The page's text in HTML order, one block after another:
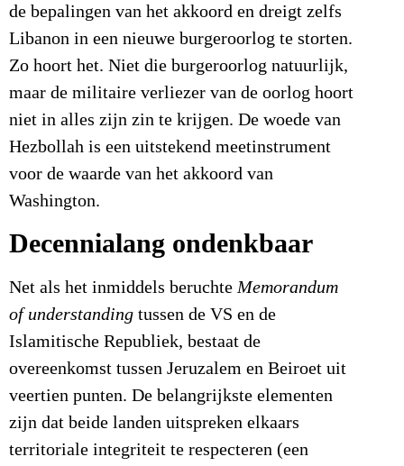
de bepalingen van het akkoord en dreigt zelfs
Libanon in een nieuwe burgeroorlog te storten.
Zo hoort het. Niet die burgeroorlog natuurlijk,
maar de militaire verliezer van de oorlog hoort
niet in alles zijn zin te krijgen. De woede van
Hezbollah is een uitstekend meetinstrument
voor de waarde van het akkoord van
Washington.
Decennialang ondenkbaar
Net als het inmiddels beruchteMemorandum
of understanding tussen de VS en de
Islamitische Republiek, bestaat de
overeenkomst tussen Jeruzalem en Beiroet uit
veertien punten. De belangrijkste elementen
zijn dat beide landen uitspreken elkaars
territoriale integriteit te respecteren (een